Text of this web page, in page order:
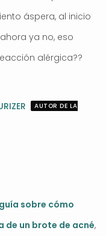
áspera, al inicio
ya no, eso
alérgica??
AUTOR DE LA
sobre cómo
de un brote de acné,